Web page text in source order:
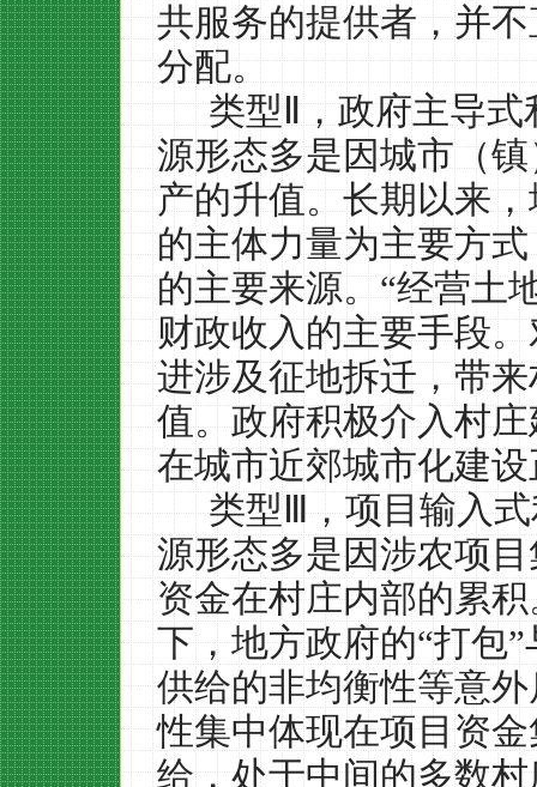
共服务的提供者，并
分配。
类型Ⅱ，政府主导
源形态多是因城市（
产的升值。长期以来
的主体力量为主要方
的主要来源。“经营土
财政收入的主要手段
进涉及征地拆迁，带
值。政府积极介入村
在城市近郊城市化建
类型Ⅲ，项目输入
源形态多是因涉农项
资金在村庄内部的累
下，地方政府的“打包
供给的非均衡性等意
性集中体现在项目资
给，处于中间的多数